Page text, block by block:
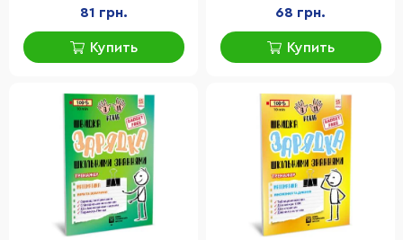
и вычитание" ZIRKA
140739 Укр
81 грн.
Купить
проценты" ZIRKA 140736
Укр
68 грн.
Купить